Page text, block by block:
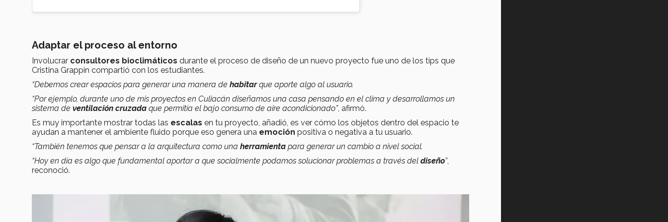
Adaptar el proceso al entorno
Involucrar consultores bioclimáticos durante el proceso de diseño de un nuevo proyecto fue uno de los tips que
Cristina Grappin compartió con los estudiantes.
“Debemos crear espacios para generar una manera de habitarque aporte algo al usuario.
“Por ejemplo, durante uno de mis proyectos en Culiacán diseñamos una casa pensando en el clima y desarrollamos un
sistema de ventilación cruzada que permitía el bajo consumo de aire acondicionado”, afirmó.
Es muy importante mostrar todas las escalas en tu proyecto, añadió, es ver cómo los objetos dentro del espacio te
ayudan a mantener el ambiente fluido porque eso genera una emoción positiva o negativa a tu usuario.
“También tenemos que pensar a la arquitectura como una herramienta para generar un cambio a nivel social.
“Hoy en día es algo que fundamental aportar a que socialmente podamos solucionar problemas a través del diseño”,
reconoció.